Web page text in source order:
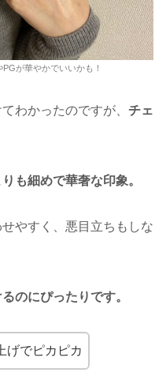
が華やかでいいかも！
わかったのですが、 チェ
も細めで華奢な印象。
やすく、悪目立ちもしな
のにぴったりです。
げでピカピカ